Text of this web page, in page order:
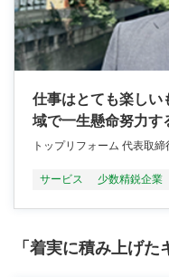
仕事はとても楽しい
域で一生懸命努力す
トップリフォーム 代表取
サービス 少数精鋭企業
「着実に積み上げ